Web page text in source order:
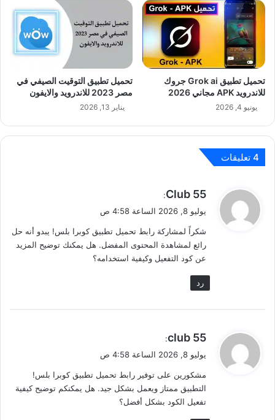
تحميل تطبيق Grok ai جروك
للاندرويد APK مجاني 2026
يونيو 4, 2026
تحميل تطبيق التوقيت الصيفي في
مصر 2023 للاندرويد والايفون
يناير 13, 2026
‫4 تعليقات
ي
ل
55 Club
:
يوليو 8, 2026 الساعة 4:58 ص
شكراً لمشاركة رابط تحميل تطبيق كوبرا بلس! يبدو أنه حل
رائع لمشاهدة المحتوى المفضل. هل يمكنك توضيح المزيد
عن كود التفعيل وكيفية استخدامه؟
رد
ي
ل
55 club
:
يوليو 8, 2026 الساعة 4:58 ص
مشكورين على توفير رابط تحميل تطبيق كوبرا بلس!
التطبيق ممتاز ويعمل بشكل جيد. هل يمكنكم توضيح كيفية
تفعيل الكود بشكل أفضل؟